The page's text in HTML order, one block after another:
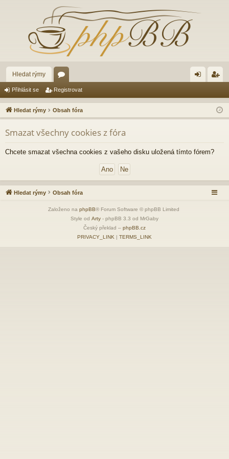
Hledat rýmy
ór
a lá
sit
ist
ro
Přihlásit se Registrovat
Hledat rýmy Obsah fóra
Smazat všechny cookies z fóra
Chcete smazat všechna cookies z vašeho disku uložená tímto fórem?
Hledat rýmy Obsah fóra
Založeno na phpBB® Forum Software © phpBB Limited
Style od Arty - phpBB 3.3 od MrGaby
Český překlad – phpBB.cz
PRIVACY_LINK | TERMS_LINK